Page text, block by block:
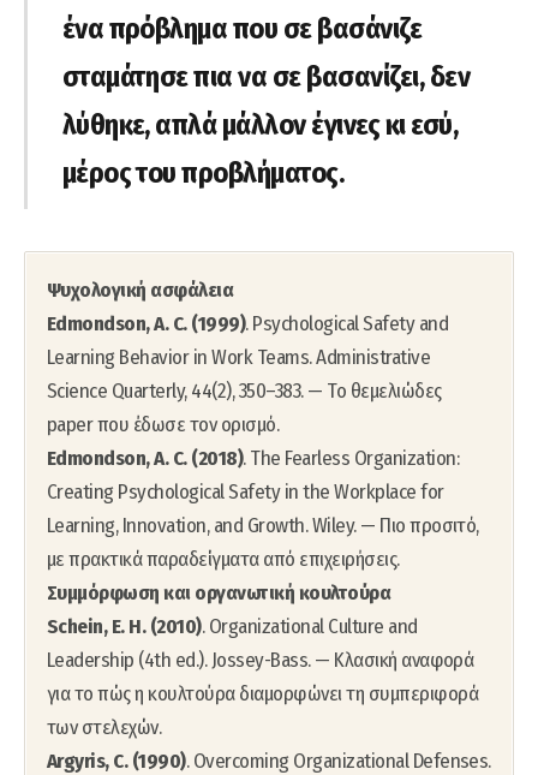
ένα πρόβλημα που σε βασάνιζε
σταμάτησε πια να σε βασανίζει, δεν
λύθηκε, απλά μάλλον έγινες κι εσύ,
μέρος του προβλήματος.
Ψυχολογική ασφάλεια
Edmondson, A. C. (1999). Psychological Safety and
Learning Behavior in Work Teams. Administrative
Science Quarterly, 44(2), 350–383. — Το θεμελιώδες
paper που έδωσε τον ορισμό.
Edmondson, A. C. (2018). The Fearless Organization:
Creating Psychological Safety in the Workplace for
Learning, Innovation, and Growth. Wiley. — Πιο προσιτό,
με πρακτικά παραδείγματα από επιχειρήσεις.
Συμμόρφωση και οργανωτική κουλτούρα
Schein, E. H. (2010). Organizational Culture and
Leadership (4th ed.). Jossey-Bass. — Κλασική αναφορά
για το πώς η κουλτούρα διαμορφώνει τη συμπεριφορά
των στελεχών.
Argyris, C. (1990). Overcoming Organizational Defenses.